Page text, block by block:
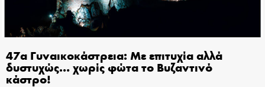
47α Γυναικοκάστρεια: Με επιτυχία αλλά
δυστυχώς… χωρίς φώτα το Βυζαντινό
κάστρο!